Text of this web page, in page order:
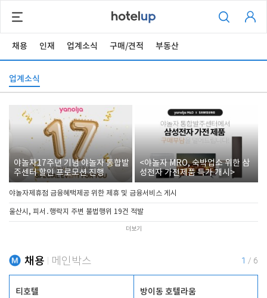
채용 인재 업계소식 구매/견적 부동산
업계소식
야놀자17주년 기념 야놀자 통합발
주센터 할인 프로모션 진행
<야놀자 MRO, 숙박업소 위한 삼
성전자 가전제품 특가 개시>
야놀자제휴점 금융혜택제공 위한 제휴 및 금융서비스 게시
울산시, 피서․행락지 주변 불법행위 19건 적발
더보기
채용 메인박스 1 / 6
티호텔 방이동 호텔라움